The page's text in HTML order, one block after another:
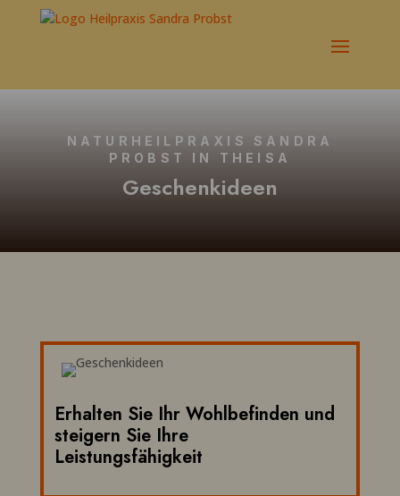
NATURHEILPRAXIS SANDRA
PROBST IN THEISA
Geschenkideen
Erhalten Sie Ihr Wohlbefinden und
steigern Sie Ihre
Leistungsfähigkeit